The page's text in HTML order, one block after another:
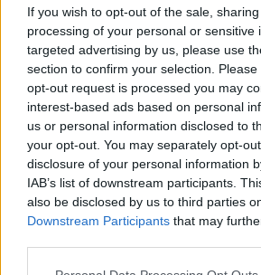
If you wish to opt-out of the sale,
processing of your personal or sensitive
targeted advertising by us, please use
section to confirm your selection.
opt-out request is processed you may
interest-based ads based on personal
us or personal information disclosed to
your opt-out. You may separately opt-
disclosure of your personal information
IAB’s list of downstream participants.
also be disclosed by us to third parties
Downstream Participants that may
Informaatiotulva
se vaikuttaa ihmisiin?